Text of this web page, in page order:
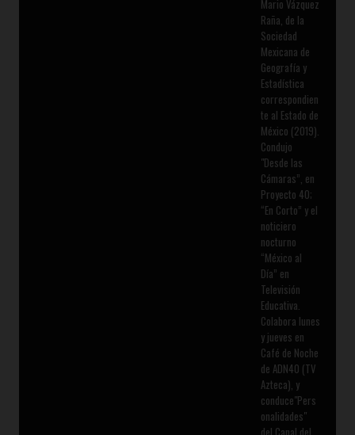
Mario Vázquez
Raña, de la
Sociedad
Mexicana de
Geografía y
Estadística
correspondien
te al Estado de
México (2019).
Condujo
"Desde las
Cámaras”, en
Proyecto 40;
“En Corto” y el
noticiero
nocturno
“México al
Día” en
Televisión
Educativa.
Colabora lunes
y jueves en
Café de Noche
de ADN40 (TV
Azteca), y
conduce"Pers
onalidades"